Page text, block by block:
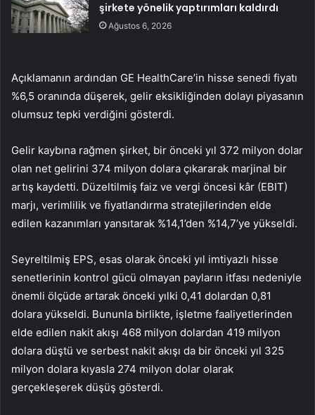
şirkete yönelik yaptırımları kaldırdı
Ağustos 6, 2026
Açıklamanın ardından GE HealthCare’in hisse senedi fiyatı
%6,5 oranında düşerek, gelir eksikliğinden dolayı piyasanın
olumsuz tepki verdiğini gösterdi.
Gelir kaybına rağmen şirket, bir önceki yıl 372 milyon dolar
olan net gelirini 374 milyon dolara çıkararak marjinal bir
artış kaydetti. Düzeltilmiş faiz ve vergi öncesi kâr (EBIT)
marjı, verimlilik ve fiyatlandırma stratejilerinden elde
edilen kazanımları yansıtarak %14,1’den %14,7’ye yükseldi.
Seyreltilmiş EPS, esas olarak önceki yıl imtiyazlı hisse
senetlerinin kontrol gücü olmayan payların itfası nedeniyle
önemli ölçüde artarak önceki yılki 0,41 dolardan 0,81
dolara yükseldi. Bununla birlikte, işletme faaliyetlerinden
elde edilen nakit akışı 468 milyon dolardan 419 milyon
dolara düştü ve serbest nakit akışı da bir önceki yıl 325
milyon dolara kıyasla 274 milyon dolar olarak
gerçekleşerek düşüş gösterdi.